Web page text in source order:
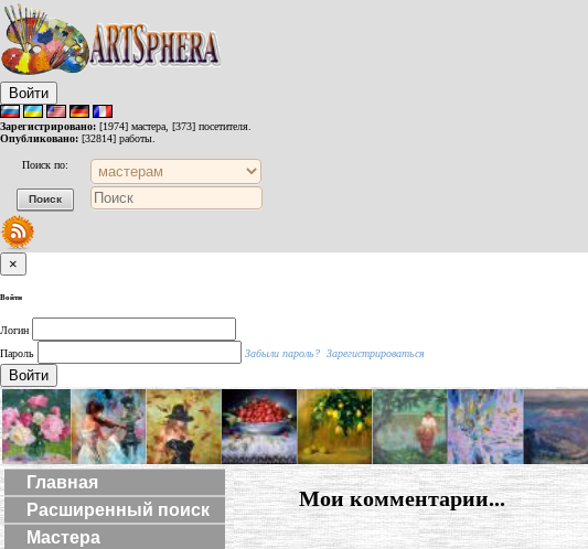
Войти
Зарегистрировано: [1974] мастера, [373] посетителя.
Опубликовано: [32814] работы.
Поиск по:
×
Войти
Логин
Пароль
Забыли пароль? Зарегистрироваться
Войти
Главная
Расширенный поиск
Мастера
Мои комментарии...